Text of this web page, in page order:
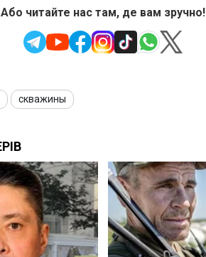
Або читайте нас там, де вам зручно!
скважины